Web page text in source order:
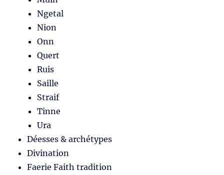
Ngetal
Nion
Onn
Quert
Ruis
Saille
Straif
Tinne
Ura
Déesses & archétypes
Divination
Faerie Faith tradition